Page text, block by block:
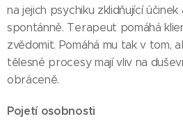
na jejich psychiku zklidňující
spontánně. Terapeut pomáhá
zvědomit. Pomáhá mu tak v tom,
tělesné procesy mají vliv na
obráceně.
Pojetí osobnosti